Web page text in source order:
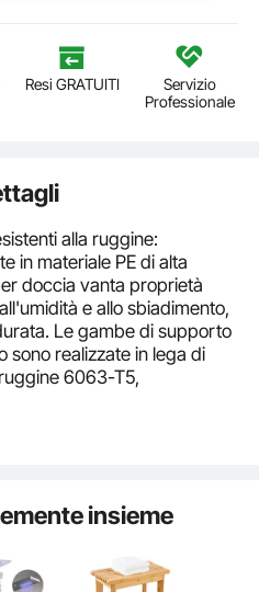
Resi GRATUITI
Servizio
Professionale
alla ruggine:
in materiale PE di alta
doccia vanta proprietà
e allo sbiadimento,
Le gambe di supporto
sono realizzate in lega di
6063-T5,
di funzionalità e affidabilità
per doccia montato a
226,8 kg con stabilità
accogliere persone di tutte
insieme